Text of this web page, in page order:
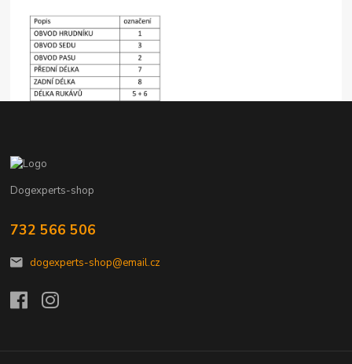
Dogexperts-shop
732 566 506
dogexperts-shop@email.cz